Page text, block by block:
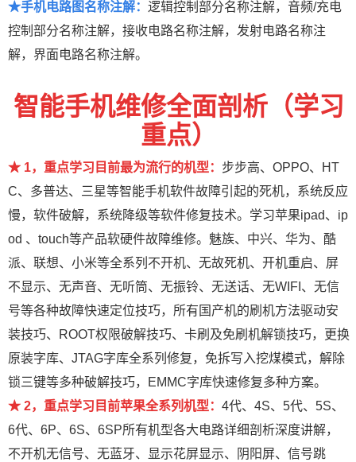
★手机电路图名称注解： 逻辑控制部分名称注解，音频/充电
控制部分名称注解，接收电路名称注解，发射电路名称注
解，界面电路名称注解。
智能手机维修全面剖析（学习
重点）
★ 1，重点学习目前最为流行的机型： 步步高、OPPO、HT
C、多普达、三星等智能手机软件故障引起的死机，系统反应
慢，软件破解，系统降级等软件修复技术。学习苹果ipad、ip
od 、touch等产品软硬件故障维修。魅族、中兴、华为、酷
派、联想、小米等全系列不开机、无故死机、开机重启、屏
不显示、无声音、无听筒、无振铃、无送话、无WIFI、无信
号等各种故障快速定位技巧，所有国产机的刷机方法驱动安
装技巧、ROOT权限破解技巧、卡刷及免刷机解锁技巧，更换
原装字库、JTAG字库全系列修复，免拆写入挖煤模式，解除
锁三键等多种破解技巧，EMMC字库快速修复多种方案。
★ 2，重点学习目前苹果全系列机型： 4代、4S、5代、5S、
6代、6P、6S、6SP所有机型各大电路详细剖析深度讲解，
不开机无信号、无蓝牙、显示花屏显示、阴阳屏、信号跳